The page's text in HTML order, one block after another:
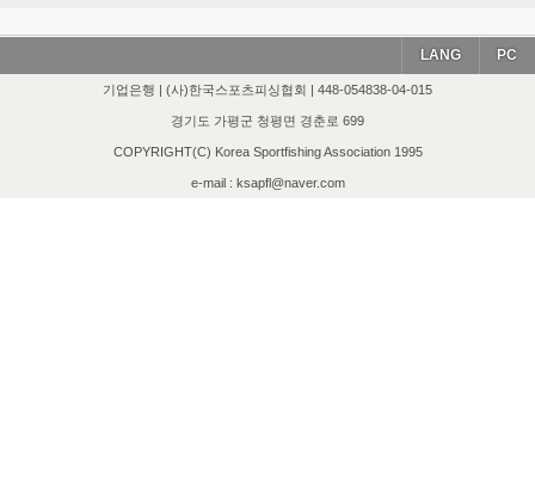
PC
LANG
기업은행 | (사)한국스포츠피싱협회 | 448-054838-04-015
경기도 가평군 청평면 경춘로 699
COPYRIGHT(C) Korea Sportfishing Association 1995
e-mail : ksapfl@naver.com